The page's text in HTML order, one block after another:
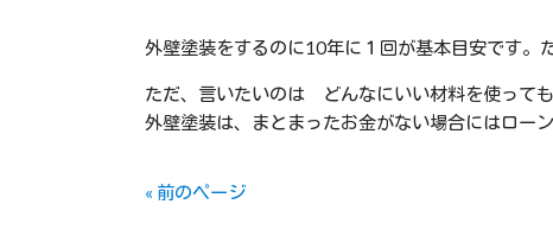
外壁塗装をするのに10年に１回が基本目安です。
ただ、言いたいのは どんなにいい材料を使って
外壁塗装は、まとまったお金がない場合にはロー
« 前のページ